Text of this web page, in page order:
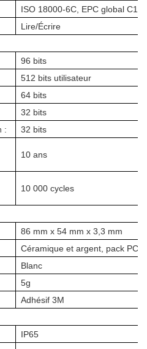
ISO 18000-6C, EPC global
Lire/Écrire
96 bits
512 bits utilisateur
64 bits
32 bits
:
32 bits
10 ans
10 000 cycles
86 mm x 54 mm x 3,3 mm
Céramique et argent, pack PC
Blanc
5g
Adhésif 3M
IP65